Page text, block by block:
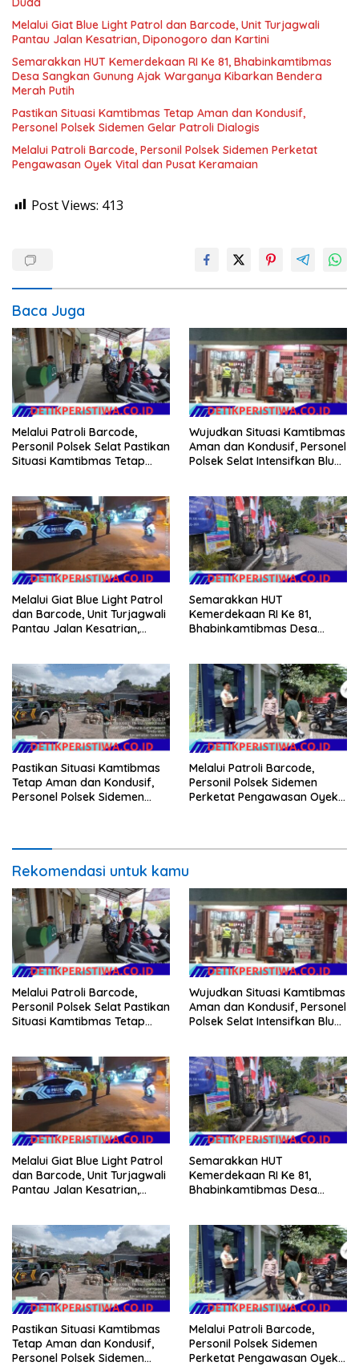
Melalui Giat Blue Light Patrol dan Barcode, Unit Turjagwali
Pantau Jalan Kesatrian, Diponogoro dan Kartini
Semarakkan HUT Kemerdekaan RI Ke 81, Bhabinkamtibmas
Desa Sangkan Gunung Ajak Warganya Kibarkan Bendera
Merah Putih
Pastikan Situasi Kamtibmas Tetap Aman dan Kondusif,
Personel Polsek Sidemen Gelar Patroli Dialogis
Melalui Patroli Barcode, Personil Polsek Sidemen Perketat
Pengawasan Oyek Vital dan Pusat Keramaian
Post Views: 413
Baca Juga
Melalui Patroli Barcode,
Personil Polsek Selat Pastikan
Situasi Kamtibmas Tetap
Wujudkan Situasi Kamtibmas
Aman dan Kondusif, Personel
Polsek Selat Intensifkan Blue
Melalui Giat Blue Light Patrol
dan Barcode, Unit Turjagwali
Pantau Jalan Kesatrian,
Semarakkan HUT
Kemerdekaan RI Ke 81,
Bhabinkamtibmas Desa
Merah Putih
Pastikan Situasi Kamtibmas
Tetap Aman dan Kondusif,
Personel Polsek Sidemen
Melalui Patroli Barcode,
Personil Polsek Sidemen
Perketat Pengawasan Oyek
Rekomendasi untuk kamu
Melalui Patroli Barcode,
Personil Polsek Selat Pastikan
Situasi Kamtibmas Tetap
Wujudkan Situasi Kamtibmas
Aman dan Kondusif, Personel
Polsek Selat Intensifkan Blue
Melalui Giat Blue Light Patrol
dan Barcode, Unit Turjagwali
Pantau Jalan Kesatrian,
Semarakkan HUT
Kemerdekaan RI Ke 81,
Bhabinkamtibmas Desa
Merah Putih
Pastikan Situasi Kamtibmas
Tetap Aman dan Kondusif,
Personel Polsek Sidemen
Melalui Patroli Barcode,
Personil Polsek Sidemen
Perketat Pengawasan Oyek